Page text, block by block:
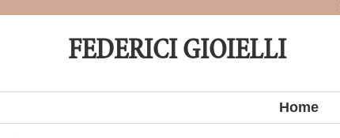
FEDERICI GIOIELLI
Home